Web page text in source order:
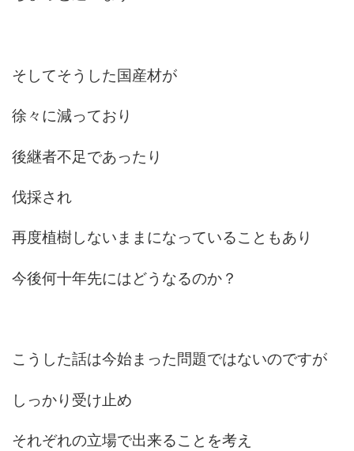
そしてそうした国産材が
徐々に減っており
後継者不足であったり
伐採され
再度植樹しないままになっていることもあり
今後何十年先にはどうなるのか？
こうした話は今始まった問題ではないのですが
しっかり受け止め
それぞれの立場で出来ることを考え